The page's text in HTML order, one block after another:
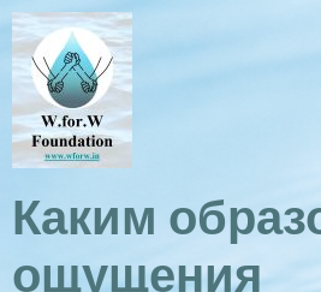
Каким
ощущения